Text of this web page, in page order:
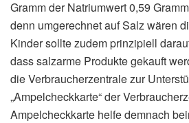
Gramm der Natriumwert 0,59
denn umgerechnet auf Salz wären
Kinder sollte zudem prinzipiell
dass salzarme Produkte gekauft
die Verbraucherzentrale zur
„Ampelcheckkarte“ der
Ampelcheckkarte helfe demnach